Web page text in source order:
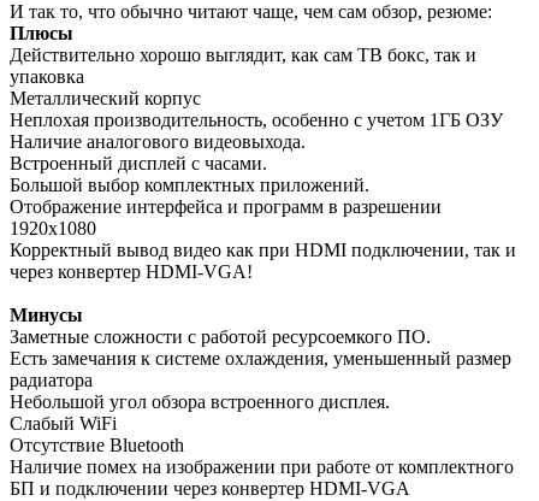
И так то, что обычно читают чаще, чем сам обзор, резюме:
Плюсы
Действительно хорошо выглядит, как сам ТВ бокс, так и
упаковка
Металлический корпус
Неплохая производительность, особенно с учетом 1ГБ ОЗУ
Наличие аналогового видеовыхода.
Встроенный дисплей с часами.
Большой выбор комплектных приложений.
Отображение интерфейса и программ в разрешении
1920х1080
Корректный вывод видео как при HDMI подключении, так и
через конвертер HDMI-VGA!
Минусы
Заметные сложности с работой ресурсоемкого ПО.
Есть замечания к системе охлаждения, уменьшенный размер
радиатора
Небольшой угол обзора встроенного дисплея.
Слабый WiFi
Отсутствие Bluetooth
Наличие помех на изображении при работе от комплектного
БП и подключении через конвертер HDMI-VGA